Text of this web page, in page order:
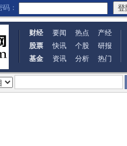
码：
财经 要闻 热点
产经
股票
快讯 个股
研报
基金
资讯 分析 热门